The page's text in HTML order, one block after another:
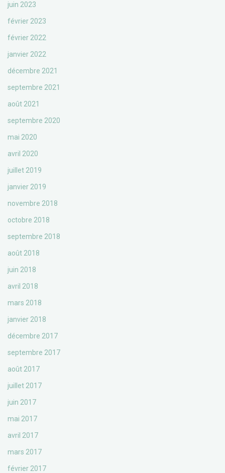
juin 2023
février 2023
février 2022
janvier 2022
décembre 2021
septembre 2021
août 2021
septembre 2020
mai 2020
avril 2020
juillet 2019
janvier 2019
novembre 2018
octobre 2018
septembre 2018
août 2018
juin 2018
avril 2018
mars 2018
janvier 2018
décembre 2017
septembre 2017
août 2017
juillet 2017
juin 2017
mai 2017
avril 2017
mars 2017
février 2017